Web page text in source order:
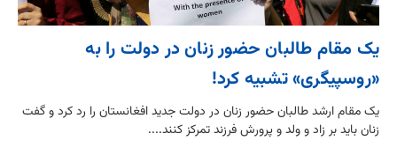
یک مقام طالبان حضور زنان در دولت را به
«روسپیگری» تشبیه کرد!
یک مقام ارشد طالبان حضور زنان در دولت جدید افغانستان را رد کرد و گفت
زنان باید بر زاد و ولد و پرورش فرزند تمرکز کنند....